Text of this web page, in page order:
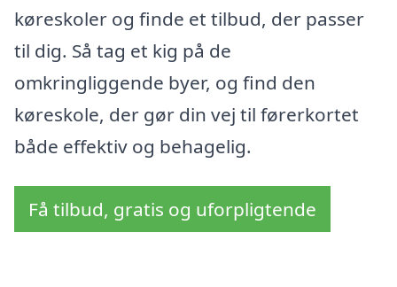
køreskoler og finde et tilbud, der passer
til dig. Så tag et kig på de
omkringliggende byer, og find den
køreskole, der gør din vej til førerkortet
både effektiv og behagelig.
Få tilbud, gratis og uforpligtende